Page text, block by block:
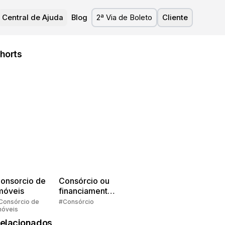
Central de Ajuda Blog 2ª Via de Boleto Cliente
de
de
Consórcio ou
financiamento?
Quem pensa
#Consórcio